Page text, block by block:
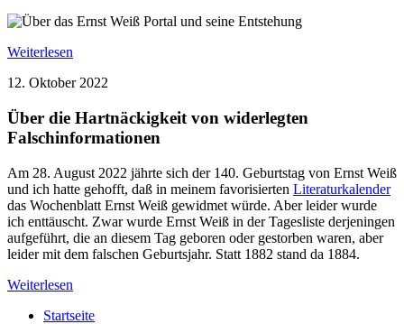
Weiterlesen
12. Oktober 2022
Über die Hartnäckigkeit von widerlegten
Falschinformationen
Am 28. August 2022 jährte sich der 140. Geburtstag von Ernst Weiß
und ich hatte gehofft, daß in meinem favorisierten Literaturkalender
das Wochenblatt Ernst Weiß gewidmet würde. Aber leider wurde
ich enttäuscht. Zwar wurde Ernst Weiß in der Tagesliste derjeningen
aufgeführt, die an diesem Tag geboren oder gestorben waren, aber
leider mit dem falschen Geburtsjahr. Statt 1882 stand da 1884.
Weiterlesen
Startseite